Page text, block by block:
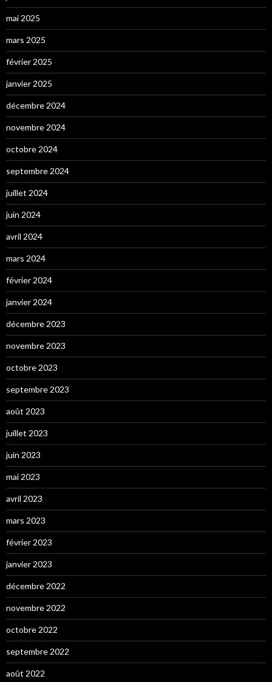
mai 2025
mars 2025
février 2025
janvier 2025
décembre 2024
novembre 2024
octobre 2024
septembre 2024
juillet 2024
juin 2024
avril 2024
mars 2024
février 2024
janvier 2024
décembre 2023
novembre 2023
octobre 2023
septembre 2023
août 2023
juillet 2023
juin 2023
mai 2023
avril 2023
mars 2023
février 2023
janvier 2023
décembre 2022
novembre 2022
octobre 2022
septembre 2022
août 2022